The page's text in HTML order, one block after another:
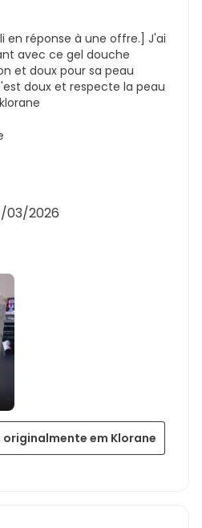
en réponse à une offre.] J'ai
avec ce gel douche
et doux pour sa peau
doux et respecte la peau
03/2026
em Klorane